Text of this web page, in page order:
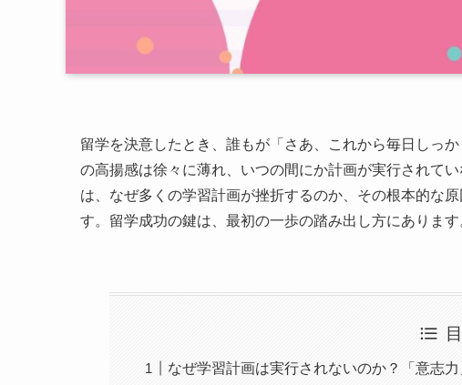
留学を決意したとき、誰もが「さあ、これから毎日しっ
の高揚感は徐々に薄れ、いつの間にか計画が実行されて
は、なぜ多くの学習計画が挫折するのか、その根本的な
す。留学成功の鍵は、最初の一歩の踏み出し方にあります
なぜ学習計画は実行されないのか？「意志